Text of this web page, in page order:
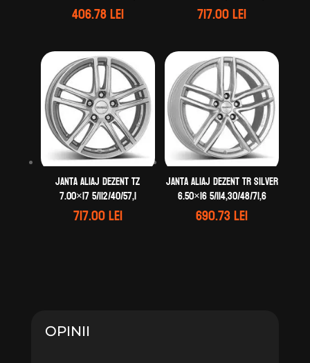
406.78lei 717.00lei
Janta aliaj DEZENT TZ
7.00×17 5/112/40/57,1
717.00lei
Janta aliaj DEZENT TR silver
6.50×16 5/114,30/48/71,6
690.73lei
OPINII